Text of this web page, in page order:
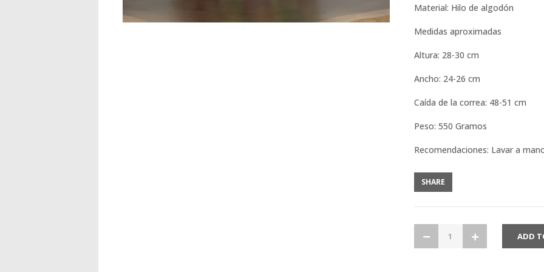
Material: Hilo de algodón
Medidas aproximadas
Altura: 28-30 cm
Ancho: 24-26 cm
Caída de la correa: 48-51 cm
Peso: 550 Gramos
Recomendaciones: Lavar a
SHARE